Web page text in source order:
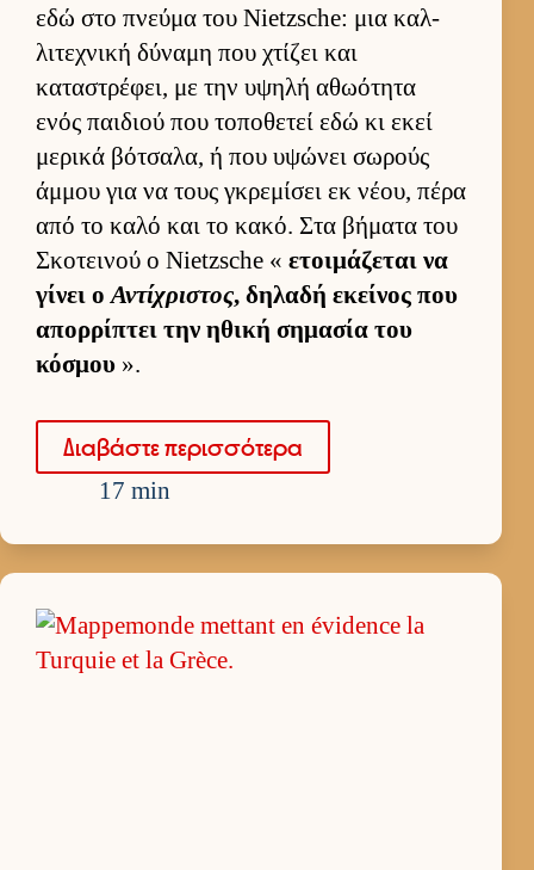
εδώ στο πνεύμα του Nietzsche: μια καλ­
λιτεχνική δύναμη που χτίζει και
καταστρέφει, με την υψηλή αθωότητα
ενός παι­διού που τοποθετεί εδώ κι εκεί
μερικά βότσαλα, ή που υψώνει σωρούς
άμ­μου για να τους γκρεμίσει εκ νέου, πέρα
από το καλό και το κακό. Στα βήματα του
Σκοτει­νού ο Nietzsche « ετοι­μάζεται να
γίνει οΑντίχριστος, δηλαδή εκεί­νος που
απορ­ρίπτει την ηθική σημασία του
κόσμου ».
Δια­βάστε περισ­σότερα
17 min